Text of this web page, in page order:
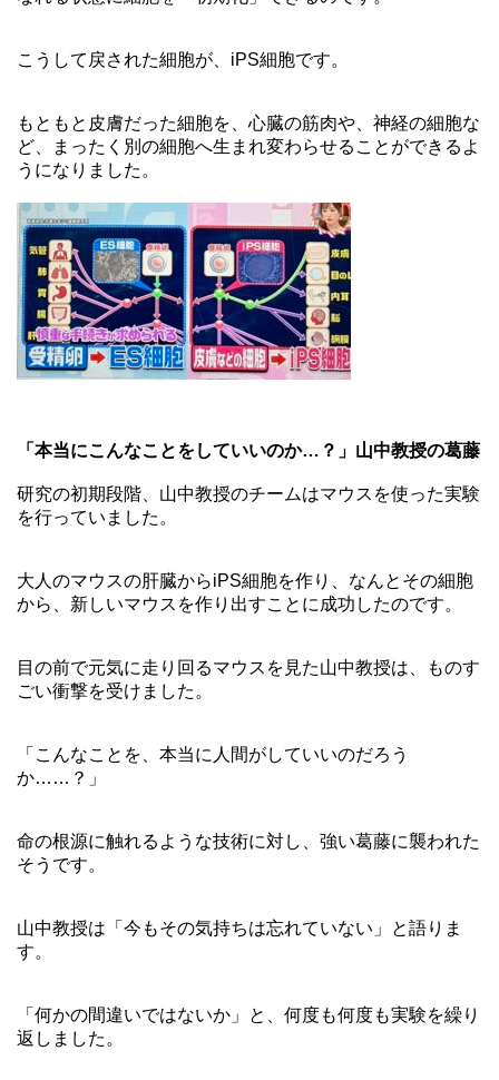
こうして戻された細胞が、iPS細胞です。
もともと皮膚だった細胞を、心臓の筋肉や、神経の細胞な
ど、まったく別の細胞へ生まれ変わらせることができるよ
うになりました。
「本当にこんなことをしていいのか…？」山中教授の葛藤
研究の初期段階、山中教授のチームはマウスを使った実験
を行っていました。
大人のマウスの肝臓からiPS細胞を作り、なんとその細胞
から、新しいマウスを作り出すことに成功したのです。
目の前で元気に走り回るマウスを見た山中教授は、ものす
ごい衝撃を受けました。
「こんなことを、本当に人間がしていいのだろう
か……？」
命の根源に触れるような技術に対し、強い葛藤に襲われた
そうです。
山中教授は「今もその気持ちは忘れていない」と語りま
す。
「何かの間違いではないか」と、何度も何度も実験を繰り
返しました。